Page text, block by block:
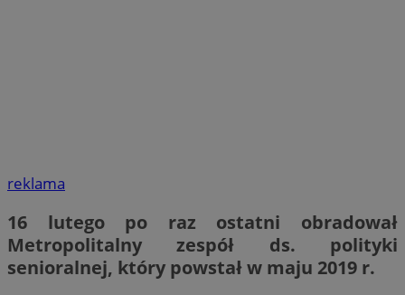
reklama
16 lutego po raz ostatni obradował
Metropolitalny zespół ds. polityki
senioralnej, który powstał w maju 2019 r.